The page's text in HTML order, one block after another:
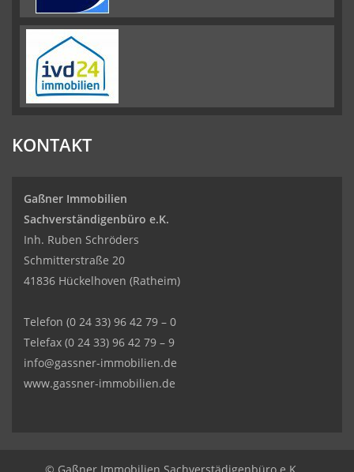
KONTAKT
Gaßner Immobilien
Sachverständigenbüro e.K.
Inh. Ruben Schröders
Schmitterstraße 20
41836 Hückelhoven (Ratheim)
Telefon (0 24 33) 96 42 79 – 0
Telefax (0 24 33) 96 42 79 – 9
info@gassner-immobilien.de
www.gassner-immobilien.de